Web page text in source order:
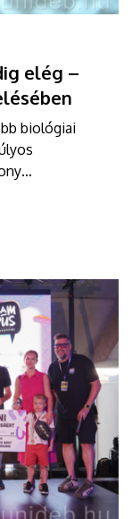
elég –
biológiai
egyik
tanára.